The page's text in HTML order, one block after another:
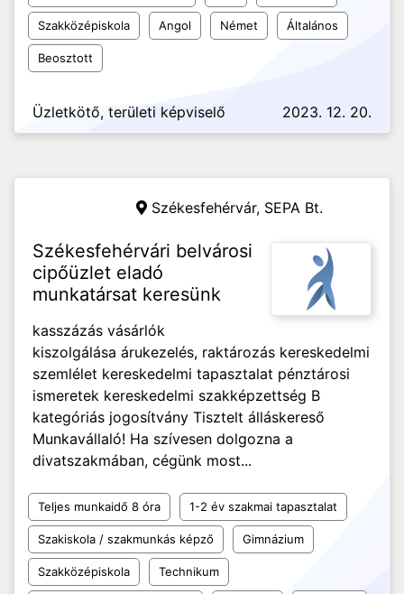
Szakközépiskola Angol Német Általános
Beosztott
Üzletkötő, területi képviselő 2023. 12. 20.
Székesfehérvár, SEPA Bt.
Székesfehérvári belvárosi
cipőüzlet eladó
munkatársat keresünk
kasszázás vásárlók
kiszolgálása árukezelés, raktározás kereskedelmi
szemlélet kereskedelmi tapasztalat pénztárosi
ismeretek kereskedelmi szakképzettség B
kategóriás jogosítvány Tisztelt álláskereső
Munkavállaló! Ha szívesen dolgozna a
divatszakmában, cégünk most...
Teljes munkaidő 8 óra 1-2 év szakmai tapasztalat
Szakiskola / szakmunkás képző Gimnázium
Szakközépiskola Technikum